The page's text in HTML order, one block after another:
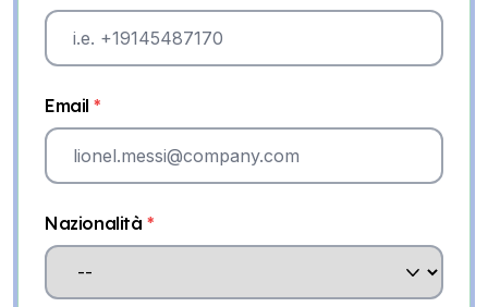
Email *
Nazionalità *